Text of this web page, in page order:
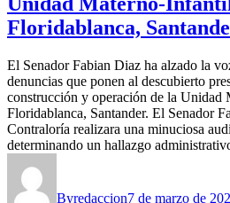
Floridablanca,
El Senador Fabian Diaz ha alzado la
denuncias que ponen al descubierto
construcción y operación de la
Floridablanca, Santander. El Senador
Contraloría realizara una minuciosa
determinando un hallazgo
Byredaccion7 de marzo de